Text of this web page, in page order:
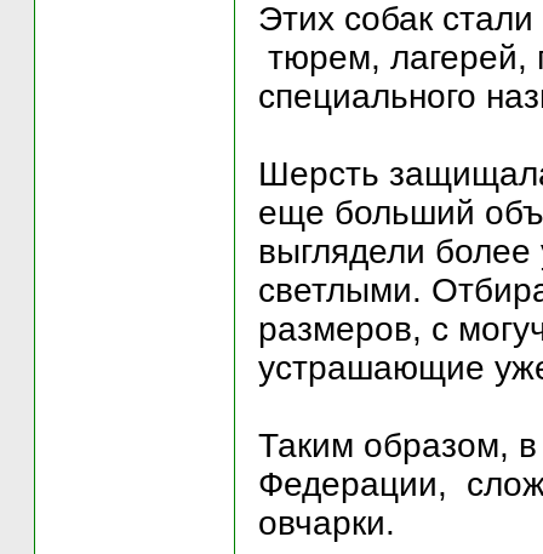
Этих собак
тюрем,
специального
Шерсть
еще больший
выглядели
светлыми.
размеров, с
устрашающие
Таким образом,
Федерации,
овчарки.